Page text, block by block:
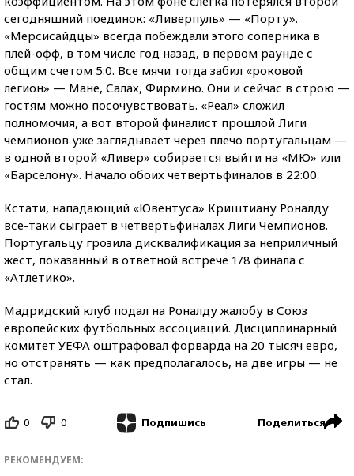
сегодняшний поединок: «Ливерпуль» — «Порту».
«Мерсисайдцы» всегда побеждали этого соперника в
плей-офф, в том числе год назад, в первом раунде с
общим счетом 5:0. Все мячи тогда забил «роковой
легион» — Мане, Салах, Фирмино. Они и сейчас в строю —
гостям можно посочувствовать. «Реал» сложил
полномочия, а вот второй финалист прошлой Лиги
чемпионов уже заглядывает через плечо португальцам —
в одной второй «Ливер» собирается выйти на «МЮ» или
«Барселону». Начало обоих четвертьфиналов в 22:00.
Кстати, нападающий «Ювентуса» Криштиану Роналду
все-таки сыграет в четвертьфиналах Лиги Чемпионов.
Португальцу грозила дисквалификация за неприличный
жест, показанный в ответной встрече 1/8 финала с
«Атлетико».
Мадридский клуб подал на Роналду жалобу в Союз
европейских футбольных ассоциаций. Дисциплинарный
комитет УЕФА оштрафовал форварда на 20 тысяч евро,
но отстранять — как предполагалось, на две игры — не
стал.
0 0 Подпишись Поделиться
РЕКОМЕНДУЕМ: